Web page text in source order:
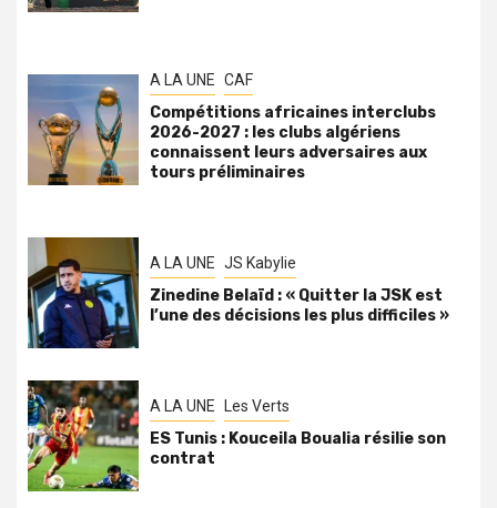
A LA UNE CAF
Compétitions africaines interclubs
2026-2027 : les clubs algériens
connaissent leurs adversaires aux
tours préliminaires
A LA UNE JS Kabylie
Zinedine Belaïd : « Quitter la JSK est
l’une des décisions les plus difficiles »
A LA UNE Les Verts
ES Tunis : Kouceila Boualia résilie son
contrat